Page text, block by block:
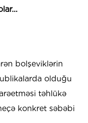
bolşeviklərin
olduğu
təhlükə
konkret səbəbi